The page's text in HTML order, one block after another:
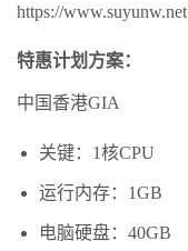
https://www.suyunw.net
特惠计划方案：
中国香港GIA
关键：1核CPU
运行内存：1GB
电脑硬盘：40GB